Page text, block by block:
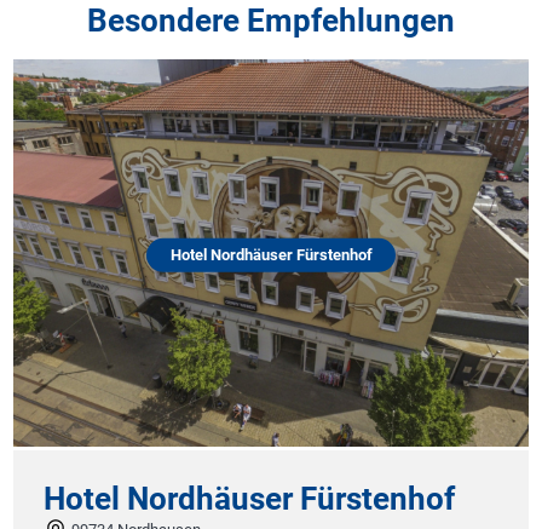
Besondere Empfehlungen
Hotel Nordhäuser Fürstenhof
Hotel Nordhäuser Fürstenhof